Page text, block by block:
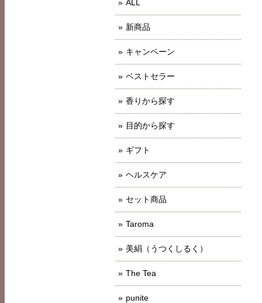
ALL
新商品
キャンペーン
ベストセラー
香りから探す
目的から探す
ギフト
ヘルスケア
セット商品
Taroma
美絹（うつくしるく）
The Tea
punite